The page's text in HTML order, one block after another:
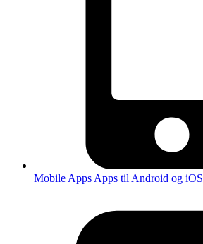
Mobile Apps Apps til Android og iOS